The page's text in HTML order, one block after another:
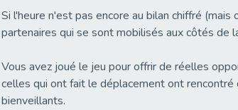
Si l'heure n'est pas encore au bilan chiffré
partenaires qui se sont mobilisés aux côtés de
Vous avez joué le jeu pour offrir de réelles
celles qui ont fait le déplacement ont
bienveillants.